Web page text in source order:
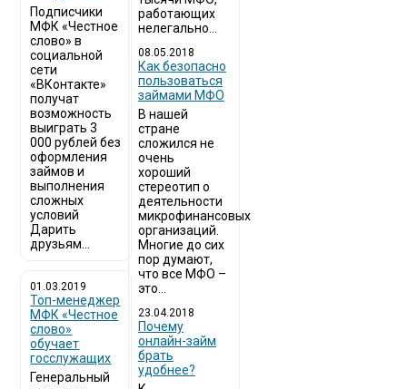
Подписчики
МФК «Честное
слово» в
социальной
сети
«ВКонтакте»
получат
возможность
выиграть 3
000 рублей без
оформления
займов и
выполнения
сложных
условий
Дарить
друзьям...
01.03.2019
Топ-менеджер
МФК «Честное
слово»
обучает
госслужащих
Генеральный
работающих
нелегально...
08.05.2018
Как безопасно
пользоваться
займами МФО
В нашей
стране
сложился не
очень
хороший
стереотип о
деятельности
микрофинансовых
организаций.
Многие до сих
пор думают,
что все МФО –
это...
23.04.2018
Почему
онлайн-займ
брать
удобнее?